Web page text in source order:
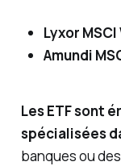
Lyxor
Amundi
Les ETF sont
spécialisées
banques ou